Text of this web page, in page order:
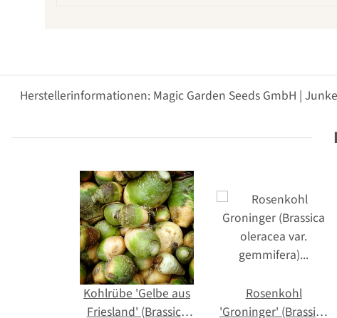
Herstellerinformationen: Magic Garden Seeds GmbH |
Kohlrübe 'Gelbe aus
Friesland' (Brassica
Rosenkohl
'Groninger' (Brassica